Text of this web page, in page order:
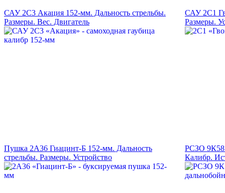
САУ 2С3 Акация 152-мм. Дальность стрельбы.
Размеры. Вес. Двигатель
САУ 2С1
Размеры.
Пушка 2А36 Гиацинт-Б 152-мм. Дальность
стрельбы. Размеры. Устройство
РСЗО 9К58
Калибр.